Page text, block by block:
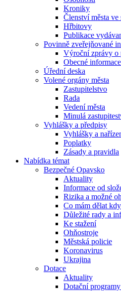
Kroniky
Členství města ve
Hřbitovy
Publikace
Povinně zveřejňované
Výroční zprávy o
Obecné
Úřední deska
Volené orgány města
Zastupitelstvo
Rada
Vedení města
Minulá
Vyhlášky a předpisy
Vyhlášky a
Poplatky
Zásady a pravidla
Nabídka témat
Bezpečné Opavsko
Aktuality
Informace od
Rizika a možné
Co mám dělat
Důležité rady a
Ke stažení
Ohňostroje
Městská policie
Koronavirus
Ukrajina
Dotace
Aktuality
Dotační